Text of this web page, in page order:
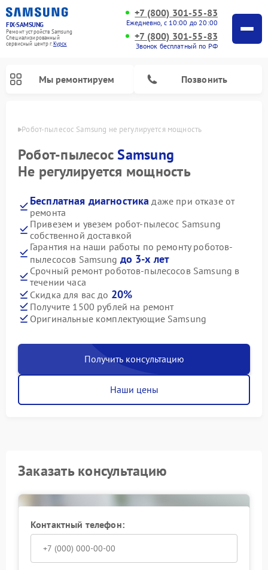
FIX-SAMSUNG
Ремонт устройств Samsung
Специализированный
cервисный центр г.Курск
+7 (800) 301-55-83
Ежедневно, с 10:00 до 20:00
+7 (800) 301-55-83
Звонок бесплатный по РФ
Мы ремонтируем Позвонить
Робот-пылесос Samsung не регулируется мощность
Робот-пылесосSamsung
Не регулируется мощность
Бесплатная диагностика даже при отказе от
ремонта
Привезем и увезем робот-пылесос Samsung
собственной доставкой
Гарантия на наши работы по ремонту роботов-
пылесосов Samsung до 3-х лет
Срочный ремонт роботов-пылесосов Samsung в
течении часа
Скидка для вас до 20%
Получите 1500 рублей на ремонт
Оригинальные комплектующие Samsung
Получить консультацию
Наши цены
Заказать консультацию
Контактный телефон: